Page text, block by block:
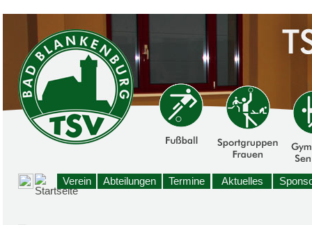
Verein Abteilungen Termine Aktuelles